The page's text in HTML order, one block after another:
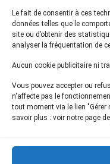
Le fait de consentir à ces
données telles que le
site ou d’obtenir des
analyser la fréquentation de
Aucun cookie publicitaire ni
Vous pouvez accepter ou
n'affecte pas le
tout moment via le lien "Gérer
savoir plus : voir notre page
Inscrivez-